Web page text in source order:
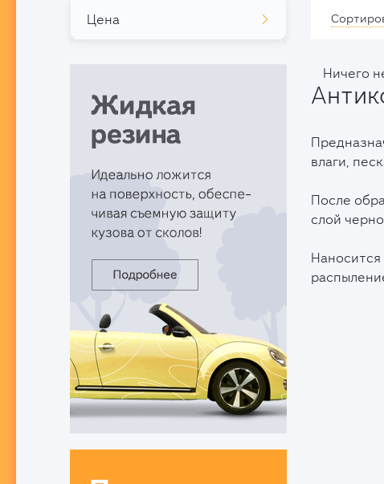
Цена 
Ничего
влаги,
После
слой